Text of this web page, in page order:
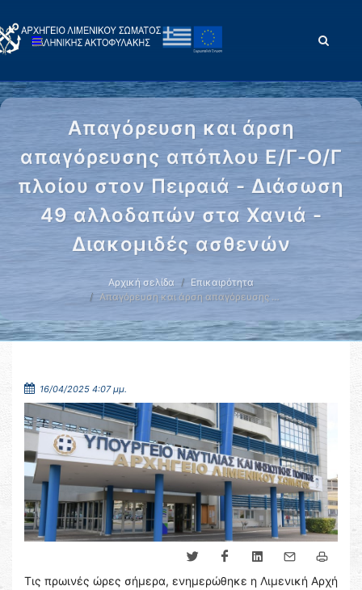
Απαγόρευση και άρση
απαγόρευσης απόπλου Ε/Γ-Ο/Γ
πλοίου στον Πειραιά - Διάσωση
49 αλλοδαπών στα Χανιά -
Διακομιδές ασθενών
Αρχική σελίδα
Επικαιρότητα
Απαγόρευση και άρση απαγόρευσης …
16/04/2025 4:07 μμ.
Τις πρωινές ώρες σήμερα, ενημερώθηκε η Λιμενική Αρχή